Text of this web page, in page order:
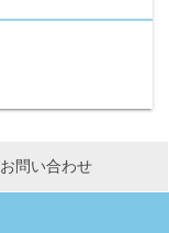
お問い合わせ